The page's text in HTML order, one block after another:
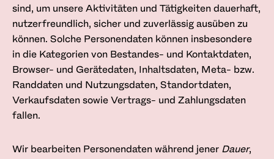
sind, um unsere Aktivitäten und Tätigkeiten dauerhaft,
nutzerfreundlich, sicher und zuverlässig ausüben zu
können. Solche Personendaten können insbesondere
in die Kategorien von Bestandes- und Kontaktdaten,
Browser- und Gerätedaten, Inhaltsdaten, Meta- bzw.
Randdaten und Nutzungsdaten, Standortdaten,
Verkaufsdaten sowie Vertrags- und Zahlungsdaten
fallen.
Wir bearbeiten Personendaten während jener Dauer,